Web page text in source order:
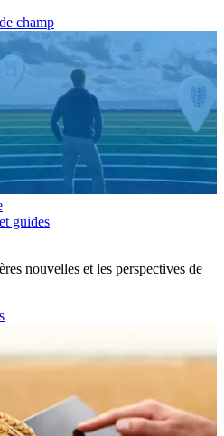
champ
guides
nouvelles et les perspectives de